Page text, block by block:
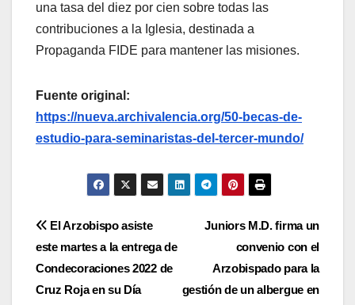
una tasa del diez por cien sobre todas las
contribuciones a la Iglesia, destinada a
Propaganda FIDE para mantener las misiones.
Fuente original:
https://nueva.archivalencia.org/50-becas-de-
estudio-para-seminaristas-del-tercer-mundo/
Navegación
de
entradas
Juniors M.D. firma un
convenio con el
Arzobispado para la
gestión de un albergue en
El Arzobispo asiste
este martes a la entrega de
Condecoraciones 2022 de
Cruz Roja en su Día